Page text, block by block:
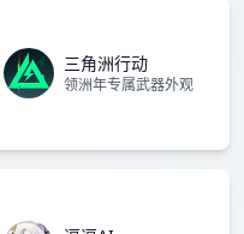
三角洲行动
领洲年专属武器外观